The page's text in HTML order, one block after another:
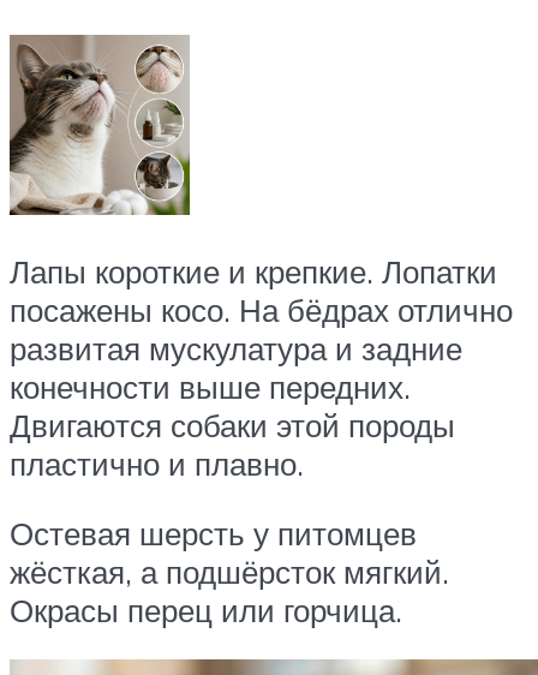
Лапы короткие и крепкие. Лопатки
посажены косо. На бёдрах отлично
развитая мускулатура и задние
конечности выше передних.
Двигаются собаки этой породы
пластично и плавно.
Остевая шерсть у питомцев
жёсткая, а подшёрсток мягкий.
Окрасы перец или горчица.